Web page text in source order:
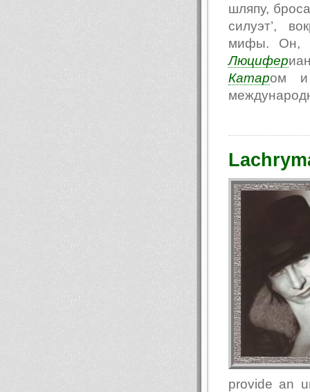
шляпу,
силуэт’,
мифы. Он,
Люцифер
Катаром и
provide an